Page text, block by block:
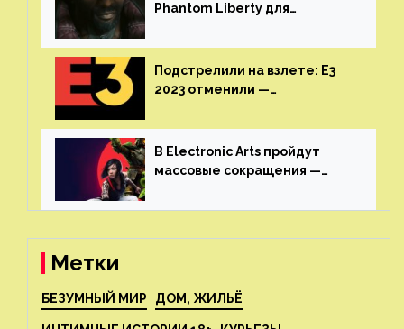
Phantom Liberty для
июне
Подстрелили на взлете: E3
2023 отменили —
выставка не вернется
В Electronic Arts пройдут
массовые сокращения —
реструктуризацию
Метки
БЕЗУМНЫЙ МИР ДОМ, ЖИЛЬЁ